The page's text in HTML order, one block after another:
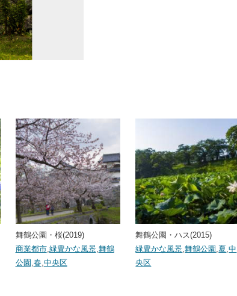
舞鶴公園・桜(2019)
商業都市, 緑豊かな風景, 舞鶴
公園 春, 中央区
舞鶴公園・ハス(2015)
緑豊かな風景 ,舞鶴公園 夏 ,中
央区